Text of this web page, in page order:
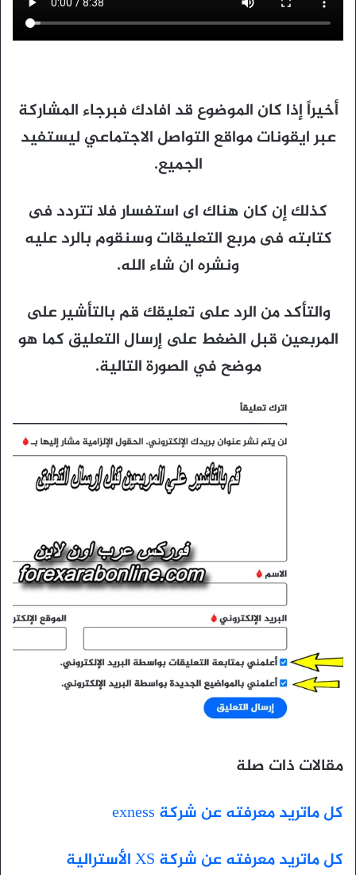
أخيراً إذا كان الموضوع قد افادك فبرجاء المشاركة
عبر ايقونات مواقع التواصل الاجتماعي ليستفيد
الجميع.
كذلك إن كان هناك اى استفسار فلا تتردد فى
كتابته فى مربع التعليقات وسنقوم بالرد عليه
ونشره ان شاء الله.
والتأكد من الرد على تعليقك قم بالتأشير على
المربعين قبل الضغط على إرسال التعليق كما هو
موضح في الصورة التالية.
مقالات ذات صلة
كل ماتريد معرفته عن شركة exness
كل ماتريد معرفته عن شركة XS الأسترالية